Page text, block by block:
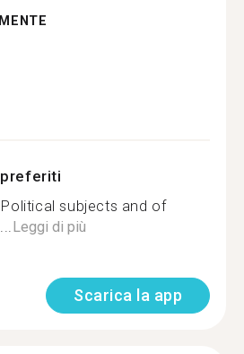
subjects and of
Leggi di più
Scarica la app